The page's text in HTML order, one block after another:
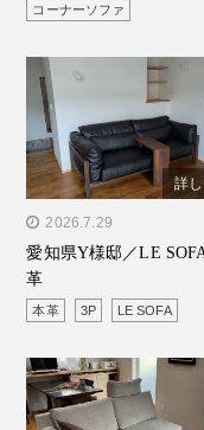
コーナーソファ
" alt="愛知県Y様邸／
SOFA 3P 本革"/>
詳
2026.7.29
愛知県Y様邸／LE
革
本革 3P LE SOFA